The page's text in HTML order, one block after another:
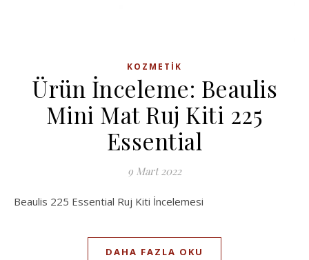
KOZMETIK
Ürün İnceleme: Beaulis
Mini Mat Ruj Kiti 225
Essential
9 Mart 2022
Beaulis 225 Essential Ruj Kiti İncelemesi
DAHA FAZLA OKU